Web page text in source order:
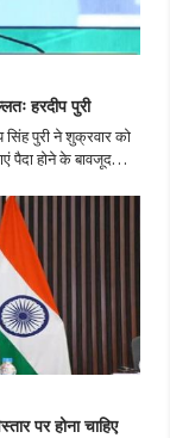
हरदीप पुरी
पैदा होने के बावजूद
पर होना चाहिए